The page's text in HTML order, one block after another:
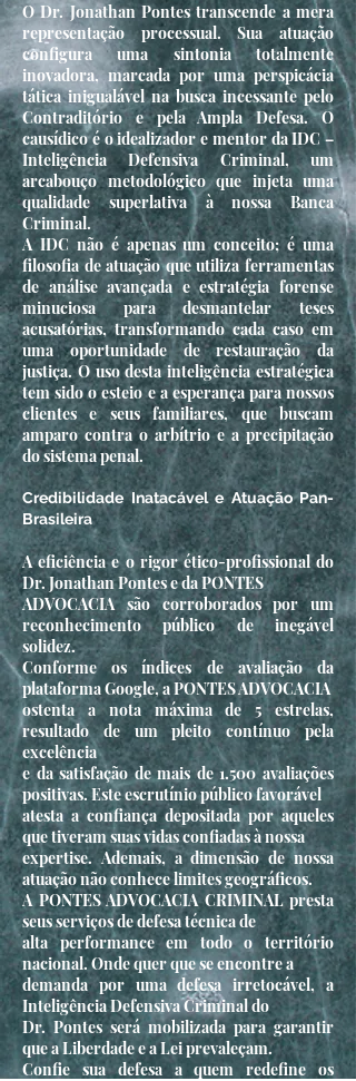
O Dr. Jonathan Pontes transcende a mera
representação processual. Sua atuação
configura uma sintonia totalmente
inovadora, marcada por uma perspicácia
tática inigualável na busca incessante pelo
Contraditório e pela Ampla Defesa. O
causídico é o idealizador e mentor da IDC –
Inteligência Defensiva Criminal, um
arcabouço metodológico que injeta uma
qualidade superlativa à nossa Banca
Criminal.
A IDC não é apenas um conceito; é uma
filosofia de atuação que utiliza ferramentas
de análise avançada e estratégia forense
minuciosa para desmantelar teses
acusatórias, transformando cada caso em
uma oportunidade de restauração da
justiça. O uso desta inteligência estratégica
tem sido o esteio e a esperança para nossos
clientes e seus familiares, que buscam
amparo contra o arbítrio e a precipitação
do sistema penal.
Credibilidade Inatacável e Atuação Pan-
Brasileira
A eficiência e o rigor ético-profissional do
Dr. Jonathan Pontes e da PONTES
ADVOCACIA são corroborados por um
reconhecimento público de inegável
solidez.
Conforme os índices deavaliação da
plataforma Google, a PONTES ADVOCACIA
ostenta a nota máximade 5 estrelas,
resultado de um pleito contínuo pela
excelência
e da satisfação de maisde 1.500 avaliações
positivas. Este escrutínio público favorável
atesta a confiançadepositada por aqueles
que tiveram suas vidas confiadas à nossa
expertise.Ademais, a dimensão de nossa
atuação não conhece limites geográficos.
A PONTES ADVOCACIA CRIMINAL presta
seus serviços de defesa técnica de
alta performance em todo o território
nacional. Onde quer que se encontre a
demanda por uma defesa irretocável, a
Inteligência Defensiva Criminal do
Dr. Pontes será mobilizada para garantir
que a Liberdade e a Lei prevaleçam.
Confie sua defesa a quem redefine os